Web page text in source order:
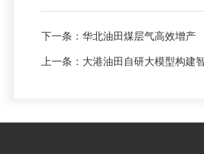
下一条： 华北油田煤层气高效增产
上一条： 大港油田自研大模型构建